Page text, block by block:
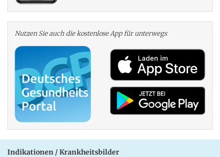
Nutzen Sie auch die kosten­lose App für unterwegs
Indikationen / Krankheitsbilder